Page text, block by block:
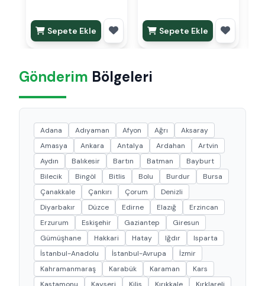
Sepete Ekle Sepete Ekle
Gönderim Bölgeleri
Adana Adıyaman Afyon Ağrı
Aksaray
Amasya
Ankara Antalya Ardahan
Artvin
Aydın
Balıkesir Bartın Batman
Bayburt
Bilecik
Bingöl Bitlis Bolu Burdur
Bursa
Çanakkale
Çankırı Çorum
Denizli
Diyarbakır
Düzce Edirne Elazığ
Erzincan
Erzurum
Eskişehir Gaziantep
Giresun
Gümüşhane
Hakkari Hatay Iğdır
Isparta
İstanbul-Anadolu
İstanbul-Avrupa
İzmir
Kahramanmaraş
Karabük Karaman
Kars
Kastamonu
Kayseri Kilis Kırıkkale
Kırklareli